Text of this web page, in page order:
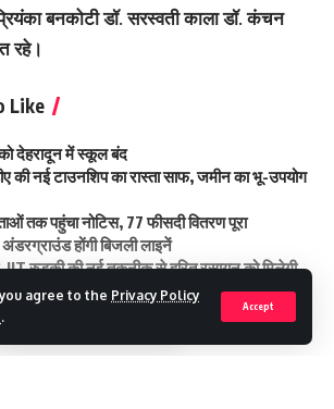
agree to the Privacy Policy
.
Accept
बनकोटी डॉ. सरस्वती काला डॉ. कंचन
रहे।
Like
देहरादून में स्कूल बंद
की नई टाउनशिप का रास्ता साफ, जमीन का भू-उपयोग
तक पहुंचा नोटिस, 77 फीसदी वितरण पूरा
होंगी बिजली लाइनें
IIT रुड़की की नई तकनीक से हरित रसायन को मिलेगी